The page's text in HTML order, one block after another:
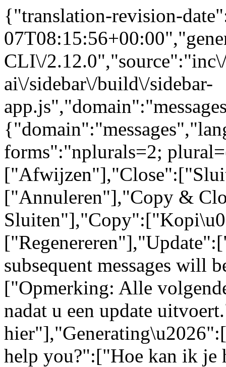
{"translation-revision-
CLI\/
ai\/sidebar\/build\/sidebar-
forms":"nplurals=2;
["Annuleren"],"Copy &
subsequent messages will
["Opmerking: Alle
nadat u een update
help you?":["Hoe kan ik je